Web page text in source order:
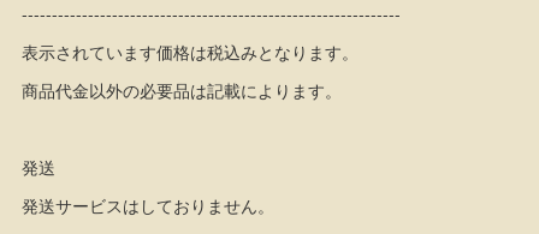
---------------------------------------------------------------
表示されています価格は税込みとなります。
商品代金以外の必要品は記載によります。
発送
発送サービスはしておりません。